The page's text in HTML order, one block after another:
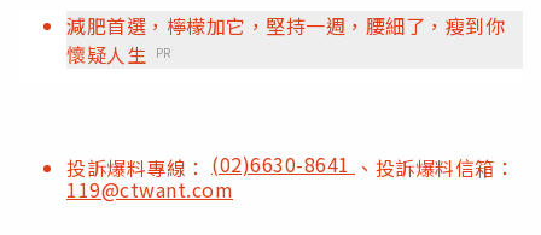
減肥首選，檸檬加它，堅持一週，腰細了，瘦到你
懷疑人生
PR
投訴爆料專線： (02)6630-8641 、投訴爆料信箱：
119@ctwant.com